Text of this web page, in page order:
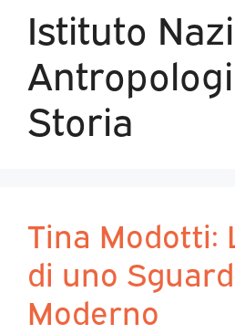
Istituto
Storia
Tina Modotti:
di uno
Moderno